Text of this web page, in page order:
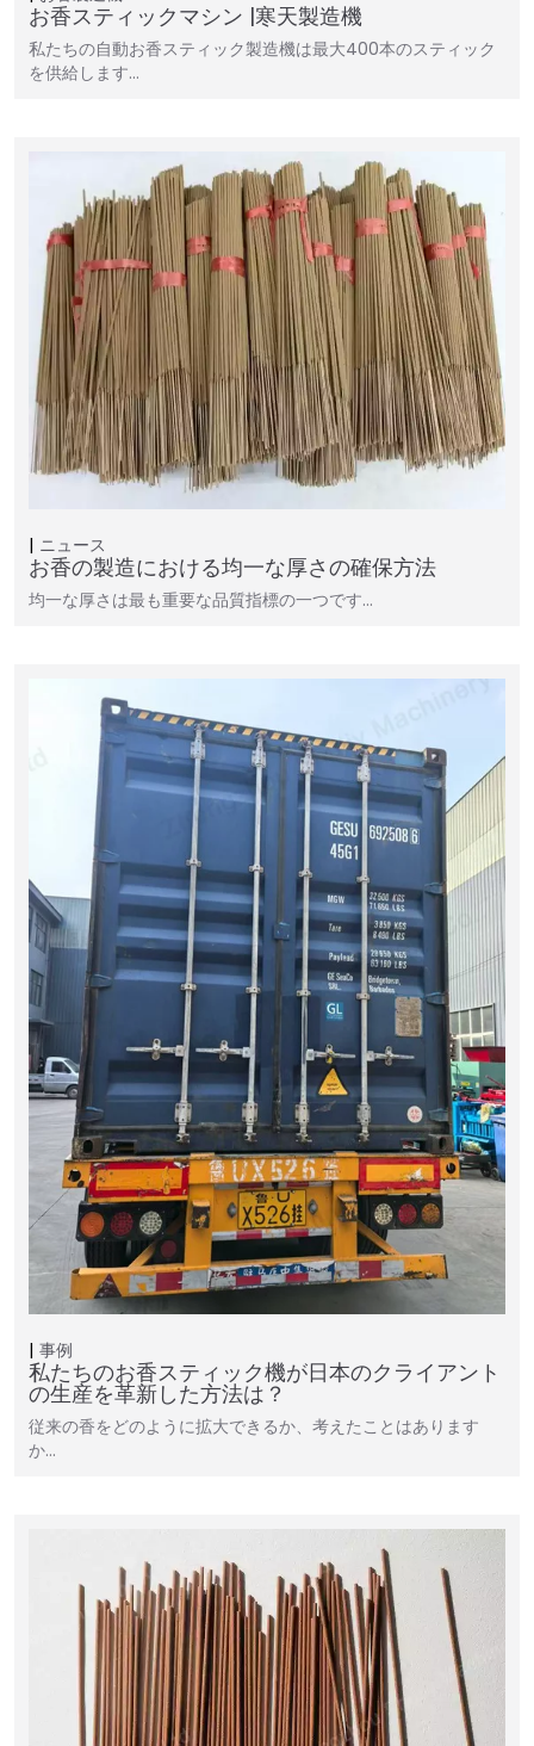
お香スティックマシン |寒天製造機
私たちの自動お香スティック製造機は最大400本のスティック
を供給します…
ニュース
お香の製造における均一な厚さの確保方法
均一な厚さは最も重要な品質指標の一つです…
事例
私たちのお香スティック機が日本のクライアント
の生産を革新した方法は？
従来の香をどのように拡大できるか、考えたことはあります
か…